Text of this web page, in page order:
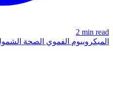
2 min read
الميكروبيوم الفموي الصحة